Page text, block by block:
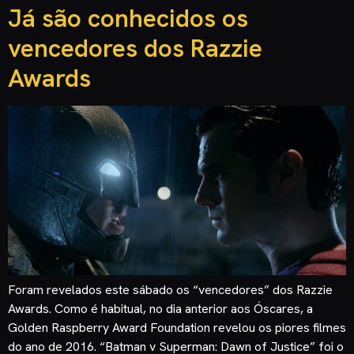
Já são conhecidos os
vencedores dos Razzie
Awards
Foram revelados este sábado os “vencedores” dos Razzie
Awards. Como é habitual, no dia anterior aos Óscares, a
Golden Raspberry Award Foundation revelou os piores filmes
do ano de 2016. “Batman v Superman: Dawn of Justice” foi o